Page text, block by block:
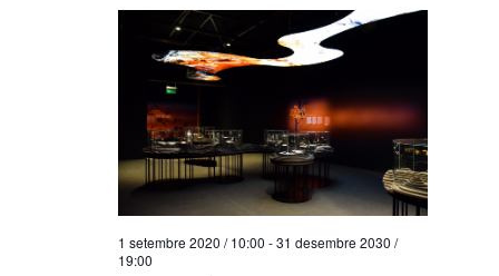
1 setembre 2020 / 10:00 -31 desembre 2030 /
19:00